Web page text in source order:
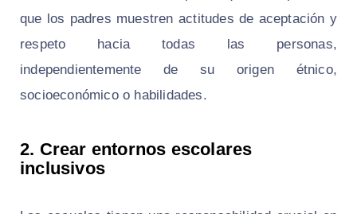
que los padres muestren actitudes de aceptación y
respeto hacia todas las personas,
independientemente de su origen étnico,
socioeconómico o habilidades.
2. Crear entornos escolares
inclusivos